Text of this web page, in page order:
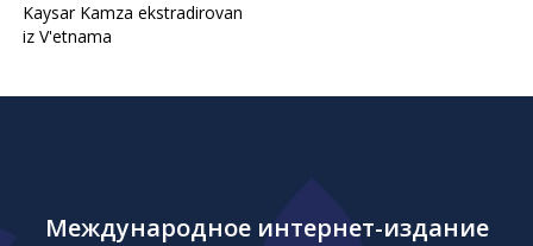
Kaysar Kamza ekstradirovan
iz V'etnama
Международное интернет-издание